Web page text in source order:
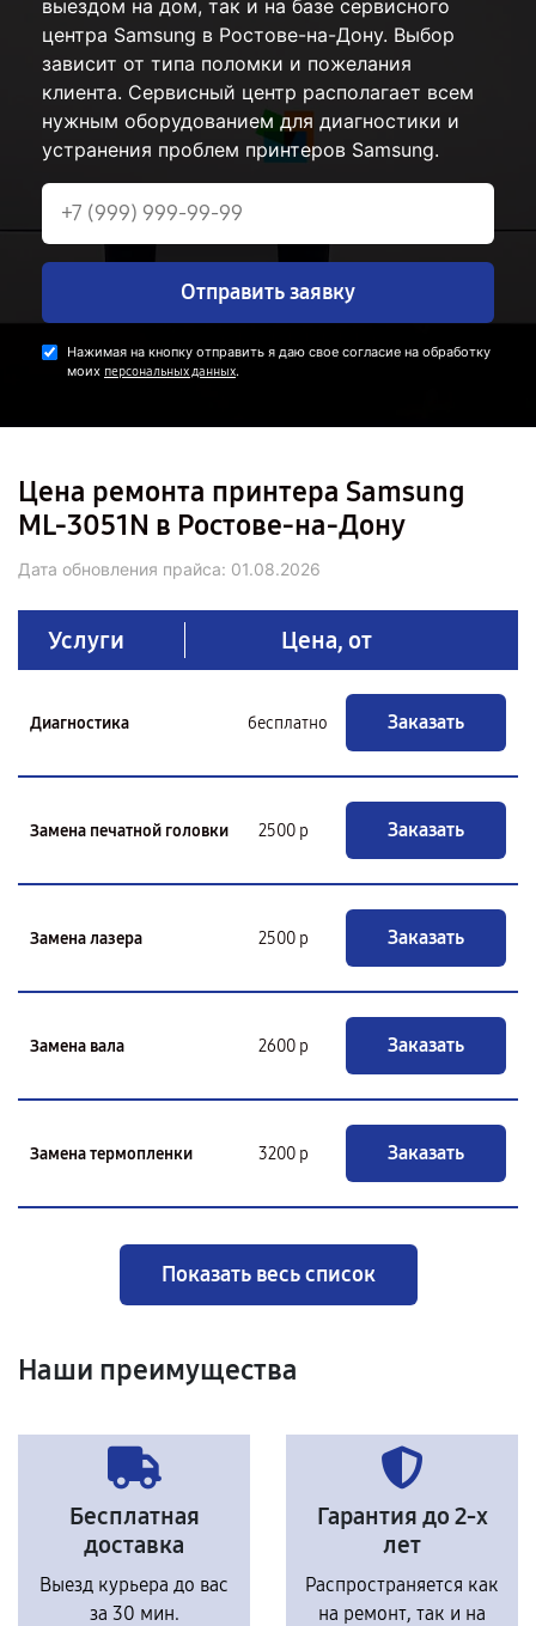
выездом на дом, так и на базе сервисного
центра Samsung в Ростове-на-Дону. Выбор
зависит от типа поломки и пожелания
клиента. Сервисный центр располагает всем
нужным оборудованием для диагностики и
устранения проблем принтеров Samsung.
Отправить заявку
Нажимая на кнопку отправить я даю свое согласие на обработку
моих персональных данных.
Цена ремонта принтера Samsung
ML-3051N в Ростове-на-Дону
Дата обновления прайса: 01.08.2026
Услуги Цена, от
Диагностика бесплатно Заказать
Замена печатной головки 2500 р Заказать
Замена лазера 2500 р Заказать
Замена вала 2600 р Заказать
Замена термопленки 3200 р Заказать
Показать весь список
Наши преимущества
Бесплатная
доставка
Выезд курьера до вас
за 30 мин.
Гарантия до 2-х
лет
Распространяется как
на ремонт, так и на